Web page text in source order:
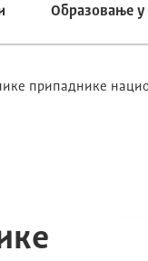
Образовање у
припаднике